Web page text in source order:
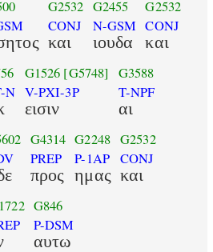
G2532
CONJ
και
G2455
N-GSM
ιουδα
G2532
CONJ
και
N
G1526 [G5748]
V-PXI-3P
εισιν
G3588
T-NPF
αι
G4314
PREP
προς
G2248
P-1AP
ημας
G2532
CONJ
και
G846
P-DSM
αυτω